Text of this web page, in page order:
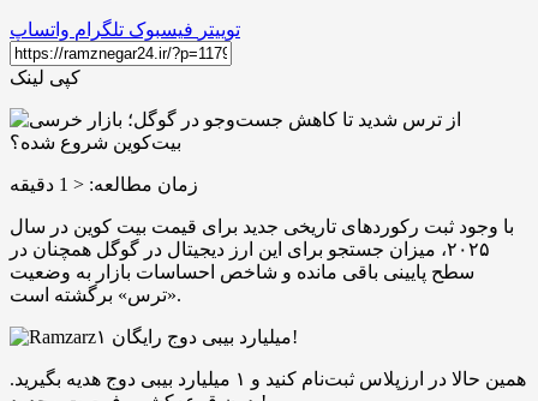
توییتر فیسبوک تلگرام واتساپ
کپی لینک
زمان مطالعه: < 1 دقیقه
با وجود ثبت رکوردهای تاریخی جدید برای قیمت بیت‌ کوین در سال
۲۰۲۵، میزان جستجو برای این ارز دیجیتال در گوگل همچنان در
سطح پایینی باقی مانده و شاخص احساسات بازار به وضعیت
«ترس» برگشته است.
۱ میلیارد بیبی دوج رایگان!
همین حالا در ارزپلاس ثبت‌نام کنید و ۱ میلیارد بیبی دوج هدیه بگیرید.